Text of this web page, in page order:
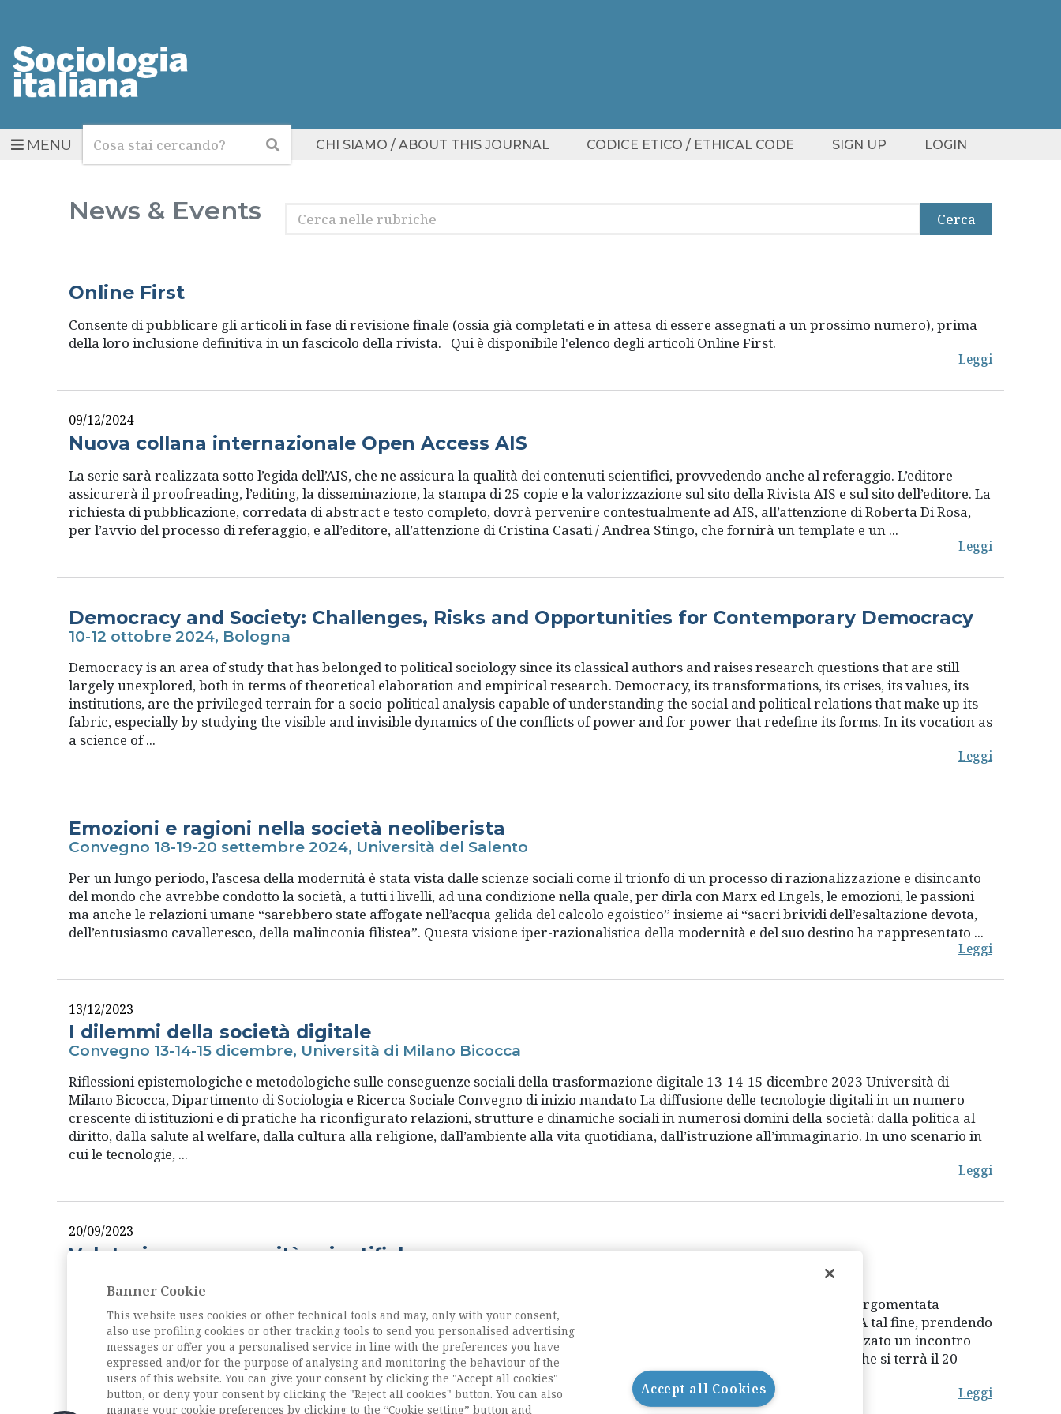
MENUCerca Cerca CHI SIAMO / ABOUT THIS JOURNAL CODICE ETICO / ETHICAL CODE SIGN UP LOGIN
News & Events
Cerca
Cerca
Online First
Consente di pubblicare gli articoli in fase di revisione finale (ossia già completati e in attesa di essere assegnati a un prossimo numero), prima
della loro inclusione definitiva in un fascicolo della rivista. Qui è disponibile l'elenco degli articoli Online First.
Leggi
09/12/2024
Nuova collana internazionale Open Access AIS
La serie sarà realizzata sotto l’egida dell’AIS, che ne assicura la qualità dei contenuti scientifici, provvedendo anche al referaggio. L’editore
assicurerà il proofreading, l’editing, la disseminazione, la stampa di 25 copie e la valorizzazione sul sito della Rivista AIS e sul sito dell’editore. La
richiesta di pubblicazione, corredata di abstract e testo completo, dovrà pervenire contestualmente ad AIS, all’attenzione di Roberta Di Rosa,
per l’avvio del processo di referaggio, e all’editore, all’attenzione di Cristina Casati / Andrea Stingo, che fornirà un template e un ...
Leggi
Democracy and Society: Challenges, Risks and Opportunities for Contemporary Democracy
10-12 ottobre 2024, Bologna
Democracy is an area of study that has belonged to political sociology since its classical authors and raises research questions that are still
largely unexplored, both in terms of theoretical elaboration and empirical research. Democracy, its transformations, its crises, its values, its
institutions, are the privileged terrain for a socio-political analysis capable of understanding the social and political relations that make up its
fabric, especially by studying the visible and invisible dynamics of the conflicts of power and for power that redefine its forms. In its vocation as
a science of ...
Leggi
Emozioni e ragioni nella società neoliberista
Convegno 18-19-20 settembre 2024, Università del Salento
Per un lungo periodo, l’ascesa della modernità è stata vista dalle scienze sociali come il trionfo di un processo di razionalizzazione e disincanto
del mondo che avrebbe condotto la società, a tutti i livelli, ad una condizione nella quale, per dirla con Marx ed Engels, le emozioni, le passioni
ma anche le relazioni umane “sarebbero state affogate nell’acqua gelida del calcolo egoistico” insieme ai “sacri brividi dell’esaltazione devota,
dell’entusiasmo cavalleresco, della malinconia filistea”. Questa visione iper-razionalistica della modernità e del suo destino ha rappresentato ...
Leggi
13/12/2023
I dilemmi della società digitale
Convegno 13-14-15 dicembre, Università di Milano Bicocca
Riflessioni epistemologiche e metodologiche sulle conseguenze sociali della trasformazione digitale 13-14-15 dicembre 2023 Università di
Milano Bicocca, Dipartimento di Sociologia e Ricerca Sociale Convegno di inizio mandato La diffusione delle tecnologie digitali in un numero
crescente di istituzioni e di pratiche ha riconfigurato relazioni, strutture e dinamiche sociali in numerosi domini della società: dalla politica al
diritto, dalla salute al welfare, dalla cultura alla religione, dall’ambiente alla vita quotidiana, dall’istruzione all’immaginario. In uno scenario in
cui le tecnologie, ...
Leggi
20/09/2023
Valutazione e comunità scientifiche
Care Socie e cari Soci, con piacere vi informiamo che il Direttivo nazionale dell’Ais intende avviare una riflessione ampia e argomentata
sulla valutazione dell’università, coinvolgendo, oltre alla nostra comunità scientifica, le componenti politica e istituzionale. A tal fine, prendendo
spunto dalla recente pubblicazione del volume Perché la valutazione ha fallito (AA.VV, Morlacchi, Perugia, 2023), ha organizzato un incontro
pubblico dal titolo Valutazione e comunità scientifiche. Seminario di discussione sulla valutazione della ricerca scientifica, che si terrà il 20
settembre ...
Leggi
Banner Cookie
This website uses cookies or other technical tools and may, only with your consent,
also use profiling cookies or other tracking tools to send you personalised advertising
messages or offer you a personalised service in line with the preferences you have
expressed and/or for the purpose of analysing and monitoring the behaviour of the
users of this website. You can give your consent by clicking the "Accept all cookies"
button, or deny your consent by clicking the "Reject all cookies" button. You can also
manage your cookie preferences by clicking to the “Cookie setting” button and
Accept all Cookies